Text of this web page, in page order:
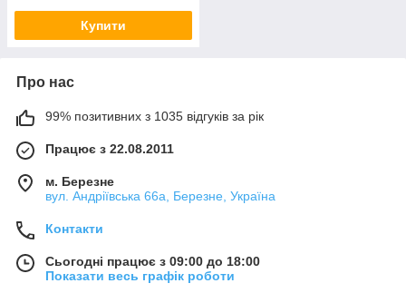
Купити
Про нас
99% позитивних з 1035 відгуків за рік
Працює з 22.08.2011
м. Березне
вул. Андріївська 66а, Березне, Україна
Контакти
Сьогодні працює з 09:00 до 18:00
Показати весь графік роботи